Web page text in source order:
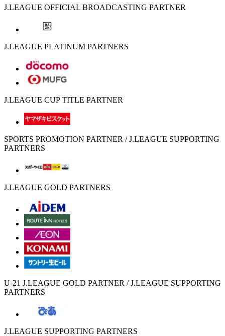
J.LEAGUE OFFICIAL BROADCASTING PARTNER
J.LEAGUE PLATINUM PARTNERS
J.LEAGUE CUP TITLE PARTNER
SPORTS PROMOTION PARTNER / J.LEAGUE SUPPORTING
PARTNERS
J.LEAGUE GOLD PARTNERS
U-21 J.LEAGUE GOLD PARTNER / J.LEAGUE SUPPORTING
PARTNERS
J.LEAGUE SUPPORTING PARTNERS